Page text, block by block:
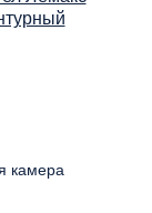
камера